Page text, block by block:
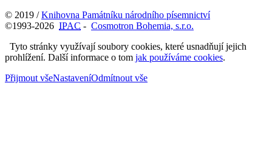
© 2019 /Knihovna Památníku národního písemnictví
©1993-2026 IPAC - Cosmotron Bohemia, s.r.o.
Tyto stránky využívají soubory cookies, které usnadňují jejich
prohlížení. Další informace o tom jak používáme cookies.
Přijmout všeNastaveníOdmítnout vše